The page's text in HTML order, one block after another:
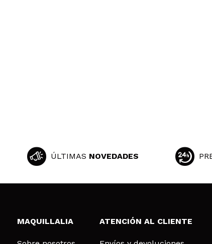
ÚLTIMAS NOVEDADES
MAQUILLALIA ATENCIÓN AL CLIENTE